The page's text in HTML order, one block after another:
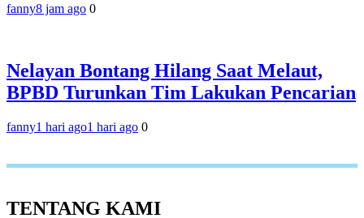
fanny8 jam ago 0
Nelayan Bontang Hilang Saat Melaut,
BPBD Turunkan Tim Lakukan Pencarian
fanny1 hari ago1 hari ago 0
TENTANG KAMI